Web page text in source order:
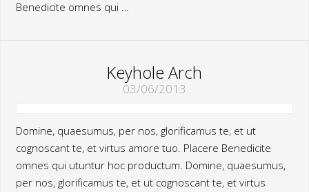
Benedicite omnes qui …
Keyhole Arch
03/06/2013
Domine, quaesumus, per nos, glorificamus te, et ut
cognoscant te, et virtus amore tuo. Placere Benedicite
omnes qui utuntur hoc productum. Domine, quaesumus,
per nos, glorificamus te, et ut cognoscant te, et virtus